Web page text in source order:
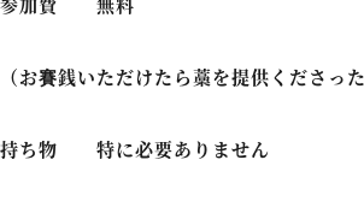
（お賽銭いただけたら藁を提供くださっ
持ち物 特に必要ありません